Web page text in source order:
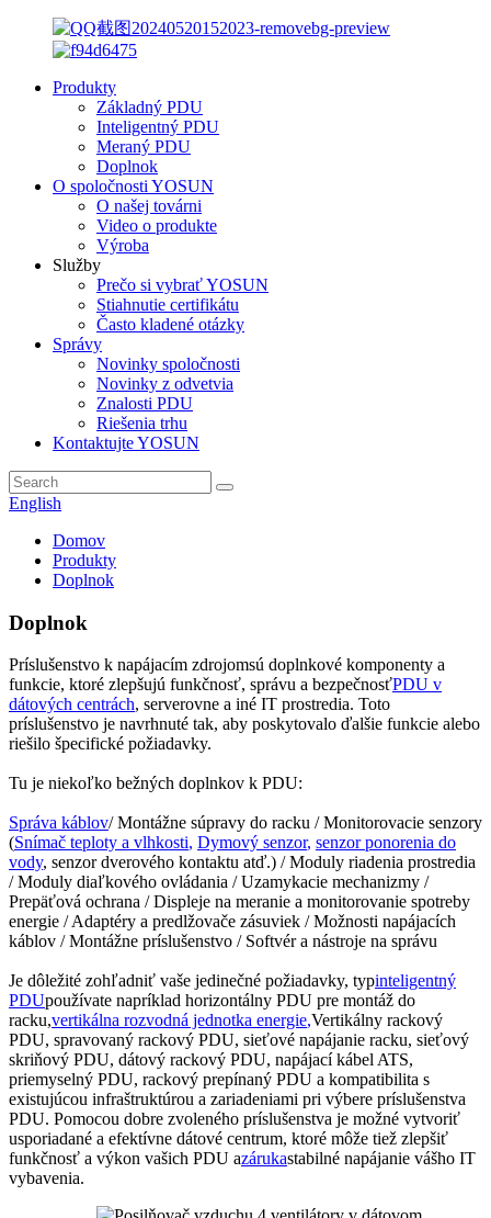
Produkty
Základný PDU
Inteligentný PDU
Meraný PDU
Doplnok
O spoločnosti YOSUN
O našej továrni
Video o produkte
Výroba
Služby
Prečo si vybrať YOSUN
Stiahnutie certifikátu
Často kladené otázky
Správy
Novinky spoločnosti
Novinky z odvetvia
Znalosti PDU
Riešenia trhu
Kontaktujte YOSUN
English
Domov
Produkty
Doplnok
Doplnok
Príslušenstvo k napájacím zdrojomsú doplnkové komponenty a
funkcie, ktoré zlepšujú funkčnosť, správu a bezpečnosťPDU v
dátových centrách, serverovne a iné IT prostredia. Toto
príslušenstvo je navrhnuté tak, aby poskytovalo ďalšie funkcie alebo
riešilo špecifické požiadavky.
Tu je niekoľko bežných doplnkov k PDU:
Správa káblov/ Montážne súpravy do racku / Monitorovacie senzory
(Snímač teploty a vlhkosti, Dymový senzor, senzor ponorenia do
vody, senzor dverového kontaktu atď.) / Moduly riadenia prostredia
/ Moduly diaľkového ovládania / Uzamykacie mechanizmy /
Prepäťová ochrana / Displeje na meranie a monitorovanie spotreby
energie / Adaptéry a predlžovače zásuviek / Možnosti napájacích
káblov / Montážne príslušenstvo / Softvér a nástroje na správu
Je dôležité zohľadniť vaše jedinečné požiadavky, typinteligentný
PDUpoužívate napríklad horizontálny PDU pre montáž do
racku,vertikálna rozvodná jednotka energie,Vertikálny rackový
PDU, spravovaný rackový PDU, sieťové napájanie racku, sieťový
skriňový PDU, dátový rackový PDU, napájací kábel ATS,
priemyselný PDU, rackový prepínaný PDU a kompatibilita s
existujúcou infraštruktúrou a zariadeniami pri výbere príslušenstva
PDU. Pomocou dobre zvoleného príslušenstva je možné vytvoriť
usporiadané a efektívne dátové centrum, ktoré môže tiež zlepšiť
funkčnosť a výkon vašich PDU azárukastabilné napájanie vášho IT
vybavenia.